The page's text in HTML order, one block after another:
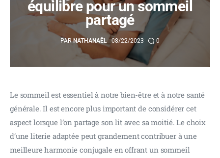
Bien-être
équilibre pour un sommeil
partagé
PAR NATHANAËL 08/22/2023 0
Le sommeil est essentiel à notre bien-être et à notre santé
générale. Il est encore plus important de considérer cet
aspect lorsque l’on partage son lit avec sa moitié. Le choix
d’une literie adaptée peut grandement contribuer à une
meilleure harmonie conjugale en offrant un sommeil